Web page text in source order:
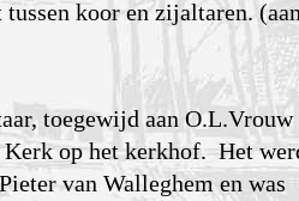
koor en zijaltaren.
toegewijd aan O.L.Vrouw
op het kerkhof. Het
van Walleghem en was